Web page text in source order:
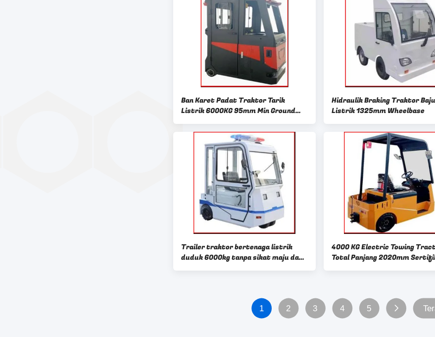
Ban Karet Padat Traktor Tarik
Listrik 6000KG 95mm Min Ground
Hidraulik Braking Traktor Baju
Listrik 1325mm Wheelbase
Trailer traktor bertenaga listrik
duduk 6000kg tanpa sikat maju dan
4000 KG Electric Towing
Total Panjang 2020mm
1 2 3 4 5